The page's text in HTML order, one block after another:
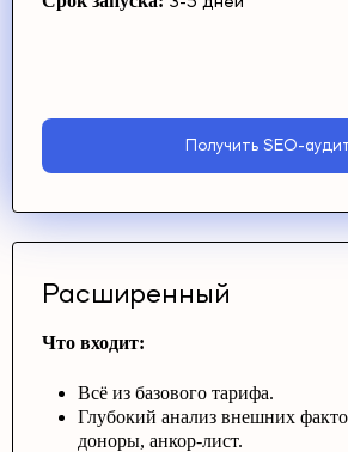
Получить SEO-
Расширенный
Что входит:
Всё из базового тарифа.
Глубокий анализ внешних
доноры, анкор-лист.